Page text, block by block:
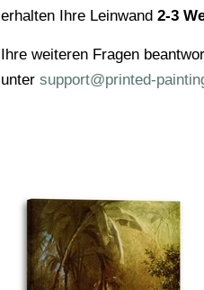
erhalten Ihre Leinwand 2-3
Ihre weiteren Fragen
unter support@printed-